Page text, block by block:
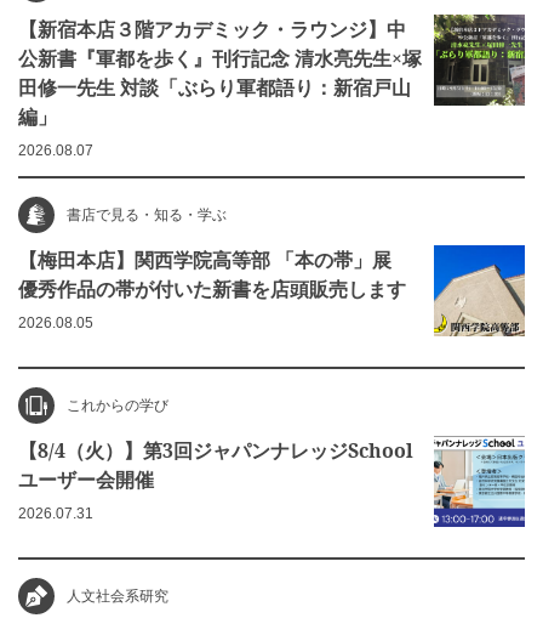
【新宿本店３階アカデミック・ラウンジ】中
公新書『軍都を歩く』刊行記念 清水亮先生×塚
田修一先生 対談「ぶらり軍都語り：新宿戸山
編」
2026.08.07
書店で見る・知る・学ぶ
【梅田本店】関西学院高等部 「本の帯」展
優秀作品の帯が付いた新書を店頭販売します
2026.08.05
これからの学び
【8/4（火）】第3回ジャパンナレッジSchool
ユーザー会開催
2026.07.31
人文社会系研究